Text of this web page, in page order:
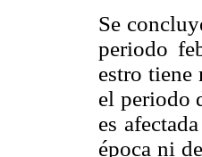
Se
periodo
estro tiene
el periodo
es
época ni